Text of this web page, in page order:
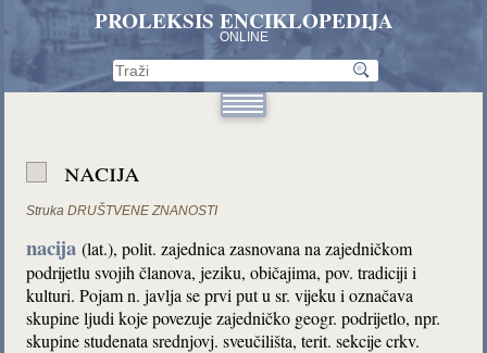
PROLEKSIS ENCIKLOPEDIJA
ONLINE
nacija
Struka DRUŠTVENE ZNANOSTI
nacija(lat.), polit. zajednica zasnovana na zajedničkom
podrijetlu svojih članova, jeziku, običajima, pov. tradiciji i
kulturi. Pojam n. javlja se prvi put u sr. vijeku i označava
skupine ljudi koje povezuje zajedničko geogr. podrijetlo, npr.
skupine studenata srednjovj. sveučilišta, terit. sekcije crkv.